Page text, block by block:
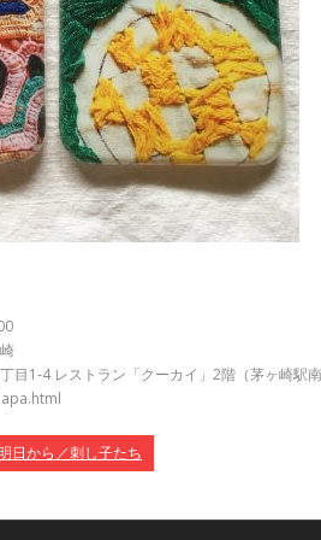
目1-4 レストラン「クーカイ」2階（茅ヶ崎駅
日から／刺し子たち